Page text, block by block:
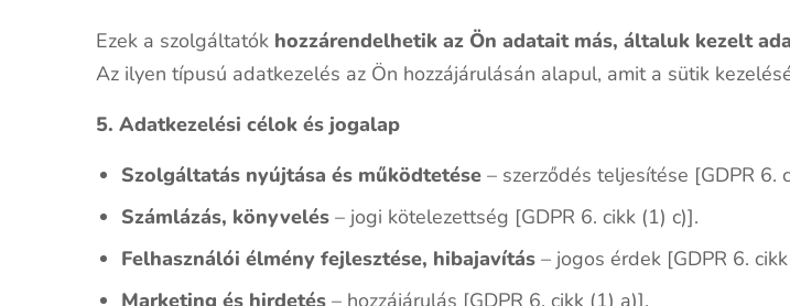
Ezek a szolgáltatók hozzárendelhetik az Ön adatait más, általuk kezelt
Az ilyen típusú adatkezelés az Ön hozzájárulásán alapul, amit a sütik
5. Adatkezelési célok és jogalap
Szolgáltatás nyújtása és működtetése – szerződés teljesítése [GDPR 6.
Számlázás, könyvelés – jogi kötelezettség [GDPR 6. cikk (1) c)].
Felhasználói élmény fejlesztése, hibajavítás – jogos érdek [GDPR 6.
Marketing és hirdetés – hozzájárulás [GDPR 6. cikk (1) a)].